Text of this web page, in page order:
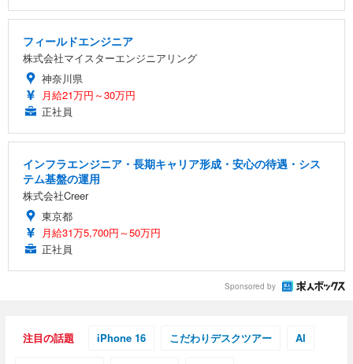
フィールドエンジニア
株式会社マイスターエンジニアリング
神奈川県
月給21万円～30万円
正社員
インフラエンジニア・長期キャリア形成・安心の待遇・シス
テム基盤の運用
株式会社Creer
東京都
月給31万5,700円～50万円
正社員
Sponsored by
注目の話題 iPhone 16 こだわりデスクツアー AI